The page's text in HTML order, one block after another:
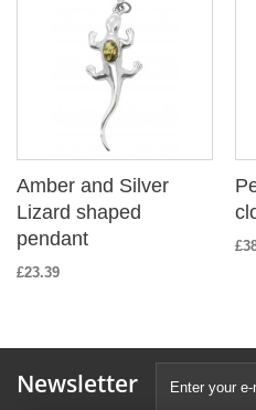
Amber and Silver
Lizard shaped
pendant
£23.39
Newsletter